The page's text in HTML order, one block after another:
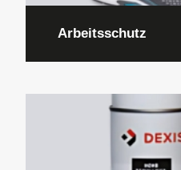
Arbeitsschutz